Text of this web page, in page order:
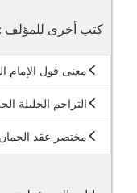
كتب أخرى للمؤلف :
معنى قول الإمام
التراجم الجليلة
مختصر عقد الجمان